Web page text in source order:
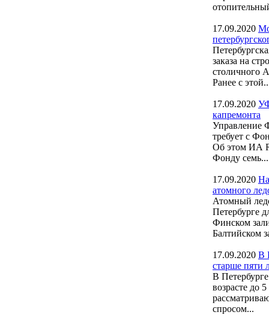
17.09.2020
заказа на
столичного
Ранее с
17.09.2020
капремонта
Управление
требует с
Об этом ИА
Фонду семь...
17.09.2020
атомного
Атомный
Петербурге
Финском
Балтийском
17.09.2020 В
старше пяти
В
возрасте до
спросом...